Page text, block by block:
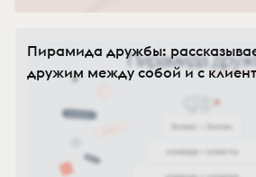
Пирамида дружбы:
дружим между собой и с